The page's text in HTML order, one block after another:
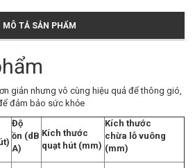
MÔ TẢ SẢN PHẨM
giản nhưng vô cùng hiệu quả để thông gió,
đảm bảo sức khỏe
Độ
ồn (dB
A)
Kích thước
quạt hút (mm)
Kích thước
chừa lỗ vuông
(mm)